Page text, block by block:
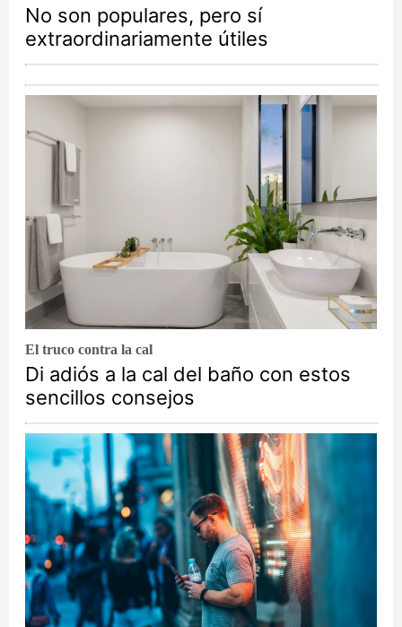
No son populares, pero sí
extraordinariamente útiles
El truco contra la cal
Di adiós a la cal del baño con estos
sencillos consejos